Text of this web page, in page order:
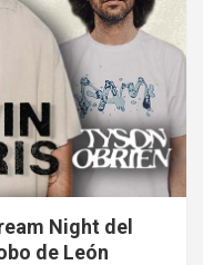
Night del
de León